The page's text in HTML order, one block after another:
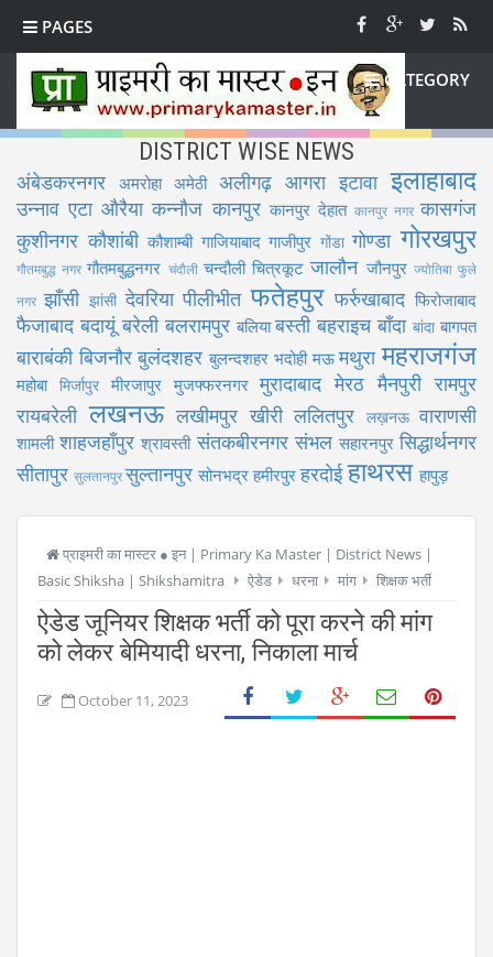
PAGES
CATEGORY
DISTRICT WISE NEWS
अंबेडकरनगर अमरोहा अमेठी अलीगढ़ आगरा इटावा इलाहाबाद
उन्नाव एटा औरैया कन्नौज कानपुर कानपुर देहात कानपुर नगर कासगंज
कुशीनगर कौशांबी कौशाम्बी गाजियाबाद गाजीपुर गोंडा गोण्डा गोरखपुर
गौतमबुद्ध नगर गौतमबुद्धनगर चंदौली चन्दौली चित्रकूट जालौन जौनपुर ज्योतिबा फुले
नगर झाँसी झांसी देवरिया पीलीभीत फतेहपुर फर्रुखाबाद फिरोजाबाद
फैजाबाद बदायूं बरेली बलरामपुर बलिया बस्ती बहराइच बाँदा बांदा बागपत
बाराबंकी बिजनौर बुलंदशहर बुलन्दशहर भदोही मऊ मथुरा महराजगंज
महोबा मिर्जापुर मीरजापुर मुजफ्फरनगर मुरादाबाद मेरठ मैनपुरी रामपुर
रायबरेली लखनऊ लखीमपुर खीरी ललितपुर लख़नऊ वाराणसी
शामली शाहजहाँपुर श्रावस्ती संतकबीरनगर संभल सहारनपुर सिद्धार्थनगर
सीतापुर सुलतानपुरसुल्तानपुर सोनभद्र हमीरपुर हरदोई हाथरस हापुड़
प्राइमरी का मास्टर ● इन | Primary Ka Master | District News |
Basic Shiksha | Shikshamitra
ऐडेड धरना मांग शिक्षक भर्ती
ऐडेड जूनियर शिक्षक भर्ती को पूरा करने की मांग
को लेकर बेमियादी धरना, निकाला मार्च
October 11, 2023